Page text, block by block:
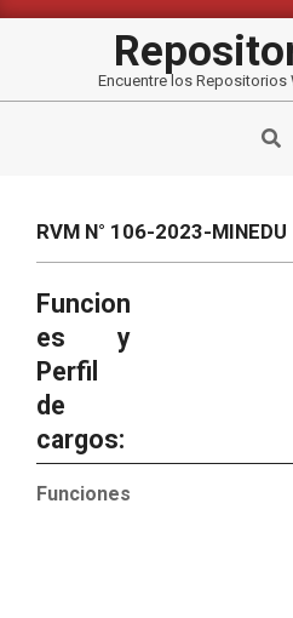
Encuentre los Repositorios
Buscar
RVM N° 106-2023-MINEDU
Funcion
es y
Perfil
de
cargos:
Funciones